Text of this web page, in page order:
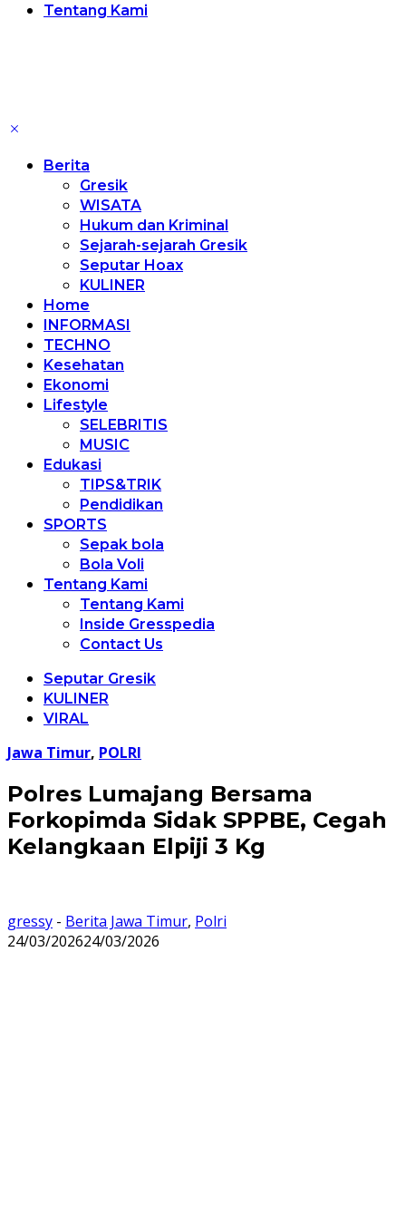
Tentang Kami
Berita
Gresik
WISATA
Hukum dan Kriminal
Sejarah-sejarah Gresik
Seputar Hoax
KULINER
Home
INFORMASI
TECHNO
Kesehatan
Ekonomi
Lifestyle
SELEBRITIS
MUSIC
Edukasi
TIPS&TRIK
Pendidikan
SPORTS
Sepak bola
Bola Voli
Tentang Kami
Tentang Kami
Inside Gresspedia
Contact Us
Seputar Gresik
KULINER
VIRAL
Jawa Timur, POLRI
Polres Lumajang Bersama
Forkopimda Sidak SPPBE, Cegah
Kelangkaan Elpiji 3 Kg
gressy - Berita Jawa Timur, Polri
24/03/202624/03/2026